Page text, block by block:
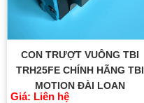
CON TRƯỢT VUÔNG TBI
TRH25FE CHÍNH HÃNG TBI
MOTION ĐÀI LOAN
Giá: Liên hệ